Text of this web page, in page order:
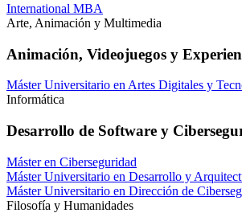
International MBA
Arte, Animación y Multimedia
Animación, Videojuegos y
Máster Universitario en Artes Digitales y
Informática
Desarrollo de Software y
Máster en Ciberseguridad
Máster Universitario en Desarrollo y
Máster Universitario en Dirección de
Filosofía y Humanidades